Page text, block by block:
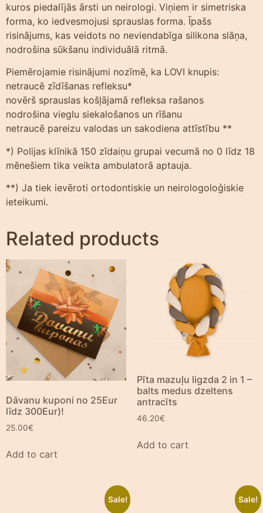
kuros piedalījās ārsti un neirologi. Viņiem ir simetriska
forma, ko iedvesmojusi sprauslas forma. Īpašs
risinājums, kas veidots no neviendabīga silikona slāņa,
nodrošina sūkšanu individuālā ritmā.
Piemērojamie risinājumi nozīmē, ka LOVI knupis:
netraucē zīdīšanas refleksu*
novērš sprauslas košļājamā refleksa rašanos
nodrošina vieglu siekalošanos un rīšanu
netraucē pareizu valodas un sakodiena attīstību **
*) Polijas klīnikā 150 zīdaiņu grupai vecumā no 0 līdz 18
mēnešiem tika veikta ambulatorā aptauja.
**) Ja tiek ievēroti ortodontiskie un neirologoloģiskie
ieteikumi.
Related products
Dāvanu kuponi no 25Eur
līdz 300Eur)!
25.00€
Add to cart
Pīta mazuļu ligzda 2 in 1 –
balts medus dzeltens
antracīts
46.20€
Add to cart
Sale! Sale!